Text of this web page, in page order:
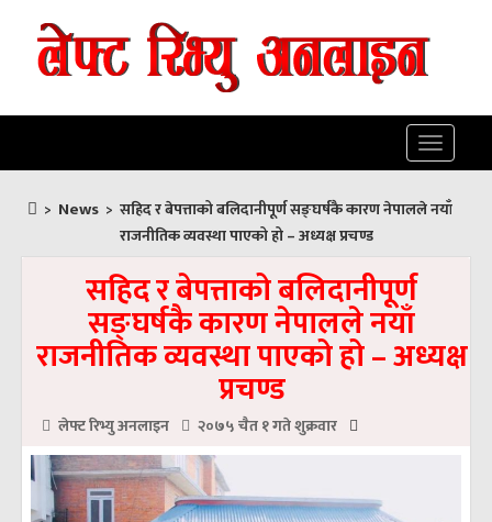
Toggle
> News > सहिद र बेपत्ताको बलिदानीपूर्ण सङ्घर्षकै कारण नेपालले नयाँ
राजनीतिक व्यवस्था पाएको हो – अध्यक्ष प्रचण्ड
सहिद र बेपत्ताको बलिदानीपूर्ण
सङ्घर्षकै कारण नेपालले नयाँ
राजनीतिक व्यवस्था पाएको हो – अध्यक्ष
प्रचण्ड
लेफ्ट रिभ्यु अनलाइन २०७५ चैत १ गते शुक्रवार